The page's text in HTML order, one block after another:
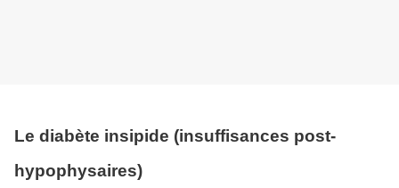
Le diabète insipide (insuffisances post-
hypophysaires)